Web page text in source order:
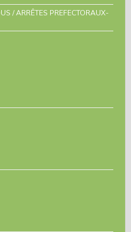
/ ARRÊTES PREFECTORAUX-